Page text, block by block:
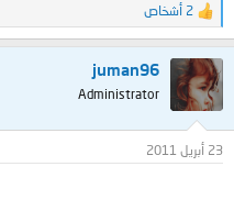
ا
ل
ت
ف
ا
ع
ت
2 أشخاص
juman96
Administrator
23 أبريل 2011